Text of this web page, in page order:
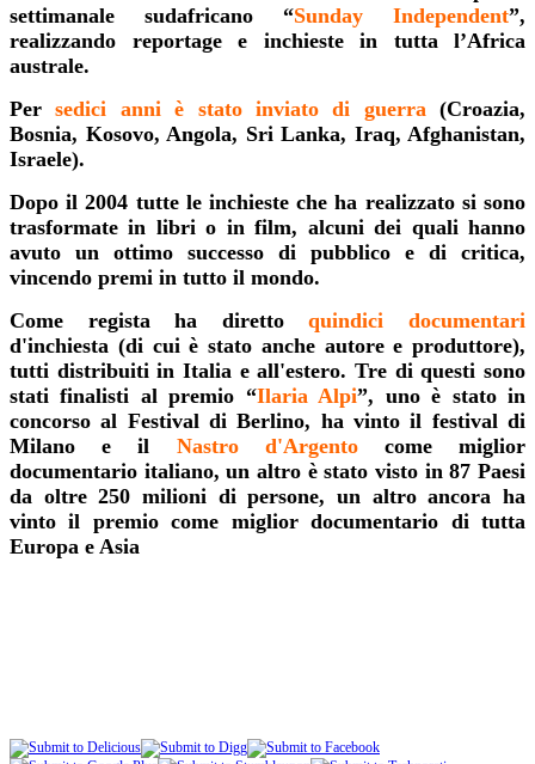
settimanale sudafricano “Sunday Independent”,
realizzando reportage e inchieste in tutta l’Africa
australe.
Persedici anni è stato inviato di guerra(Croazia,
Bosnia, Kosovo, Angola, Sri Lanka, Iraq, Afghanistan,
Israele).
Dopo il 2004 tutte le inchieste che ha realizzato si sono
trasformate in libri o in film, alcuni dei quali hanno
avuto un ottimo successo di pubblico e di critica,
vincendo premi in tutto il mondo.
Come regista ha direttoquindici documentari
d'inchiesta (di cui è stato anche autore e produttore),
tutti distribuiti in Italia e all'estero. Tre di questi sono
stati finalisti al premio “Ilaria Alpi”, uno è stato in
concorso al Festival di Berlino, ha vinto il festival di
Milano e il Nastro d'Argentocome miglior
documentario italiano, un altro è stato visto in 87 Paesi
da oltre 250 milioni di persone, un altro ancora ha
vinto il premio come miglior documentario di tutta
Europa e Asia